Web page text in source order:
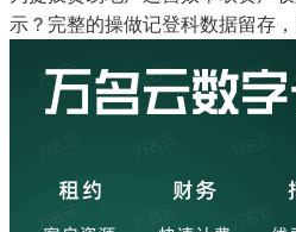
示？完整的操做记登科数据留存